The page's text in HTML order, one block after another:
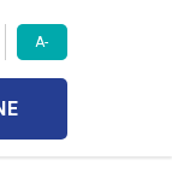
A-